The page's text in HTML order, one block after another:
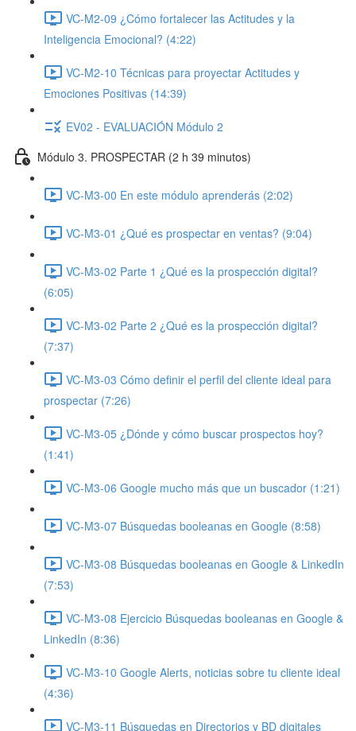
VC-M2-09 ¿Cómo fortalecer las Actitudes y la
Inteligencia Emocional? (4:22)
VC-M2-10 Técnicas para proyectar Actitudes y
Emociones Positivas (14:39)
EV02 - EVALUACIÓN Módulo 2
Módulo 3. PROSPECTAR (2 h 39 minutos)
VC-M3-00 En este módulo aprenderás (2:02)
VC-M3-01 ¿Qué es prospectar en ventas? (9:04)
VC-M3-02 Parte 1 ¿Qué es la prospección digital?
(6:05)
VC-M3-02 Parte 2 ¿Qué es la prospección digital?
(7:37)
VC-M3-03 Cómo definir el perfil del cliente ideal para
prospectar (7:26)
VC-M3-05 ¿Dónde y cómo buscar prospectos hoy?
(1:41)
VC-M3-06 Google mucho más que un buscador (1:21)
VC-M3-07 Búsquedas booleanas en Google (8:58)
VC-M3-08 Búsquedas booleanas en Google & LinkedIn
(7:53)
VC-M3-08 Ejercicio Búsquedas booleanas en Google &
LinkedIn (8:36)
VC-M3-10 Google Alerts, noticias sobre tu cliente ideal
(4:36)
VC-M3-11 Búsquedas en Directorios y BD digitales